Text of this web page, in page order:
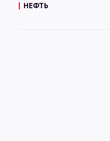
НЕФТЬ